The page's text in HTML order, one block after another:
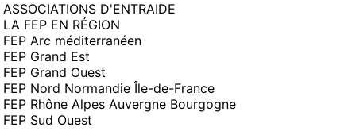
ASSOCIATIONS D'ENTRAIDE
LA FEP EN RÉGION
FEP Arc méditerranéen
FEP Grand Est
FEP Grand Ouest
FEP Nord Normandie Île-de-France
FEP Rhône Alpes Auvergne Bourgogne
FEP Sud Ouest